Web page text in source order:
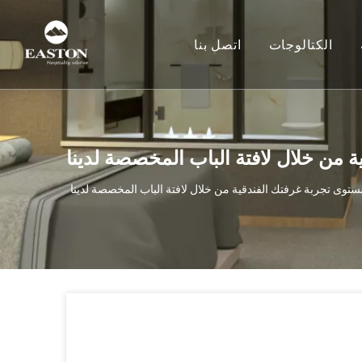
اتصل بنا الكتالوجات
من خلال لافتة الباب المخصصة لدينا
تجربة غرفتك الفندقية من خلال لافتة الباب المخصصة لدينا